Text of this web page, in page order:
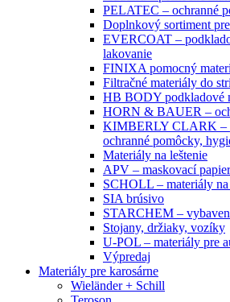
PELATEC – ochranné
Doplnkový sortiment
EVERCOAT –
lakovanie
FINIXA pomocný
Filtračné materiály do
HB BODY podkladové
HORN & BAUER –
KIMBERLY CLARK –
ochranné pomôcky,
Materiály na leštenie
APV – maskovací papier
SCHOLL – materiály na
SIA brúsivo
STARCHEM –
Stojany, držiaky, vozíky
U-POL – materiály pre
Výpredaj
Materiály pre karosárne
Wieländer + Schill